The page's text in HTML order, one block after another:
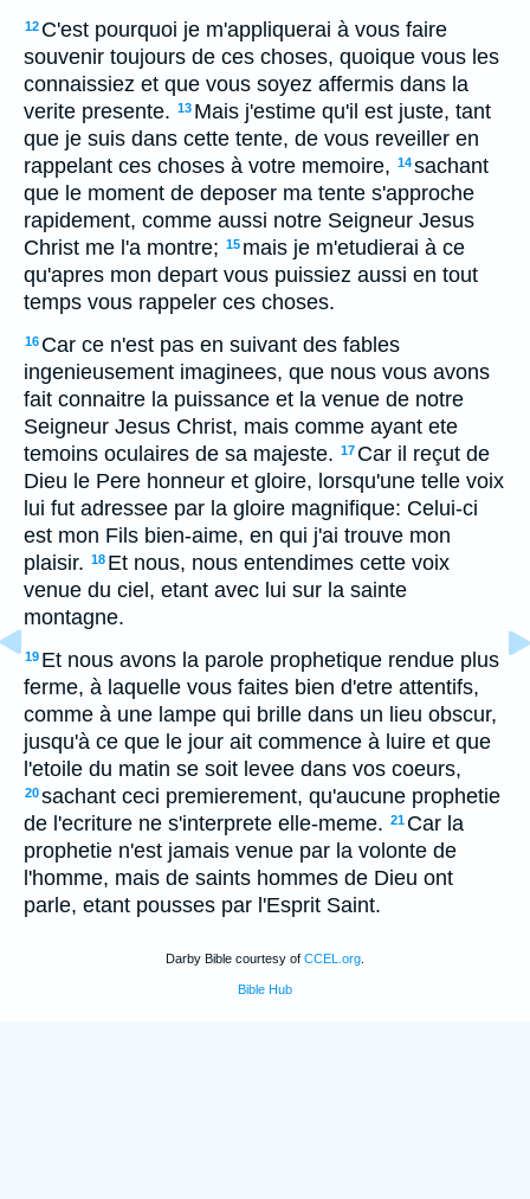
12 C'est pourquoi je m'appliquerai à vous faire
souvenir toujours de ces choses, quoique vous les
connaissiez et que vous soyez affermis dans la
verite presente. 13 Mais j'estime qu'il est juste, tant
que je suis dans cette tente, de vous reveiller en
rappelant ces choses à votre memoire, 14sachant
que le moment de deposer ma tente s'approche
rapidement, comme aussi notre Seigneur Jesus
Christ me l'a montre; 15 mais je m'etudierai à ce
qu'apres mon depart vous puissiez aussi en tout
temps vous rappeler ces choses.
16 Car ce n'est pas en suivant des fables
ingenieusement imaginees, que nous vous avons
fait connaitre la puissance et la venue de notre
Seigneur Jesus Christ, mais comme ayant ete
temoins oculaires de sa majeste. 17 Car il reçut de
Dieu le Pere honneur et gloire, lorsqu'une telle voix
lui fut adressee par la gloire magnifique: Celui-ci
est mon Fils bien-aime, en qui j'ai trouve mon
plaisir. 18 Et nous, nous entendimes cette voix
venue du ciel, etant avec lui sur la sainte
montagne.
19 Et nous avons la parole prophetique rendue plus
ferme, à laquelle vous faites bien d'etre attentifs,
comme à une lampe qui brille dans un lieu obscur,
jusqu'à ce que le jour ait commence à luire et que
l'etoile du matin se soit levee dans vos coeurs,
20sachant ceci premierement, qu'aucune prophetie
de l'ecriture ne s'interprete elle-meme. 21 Car la
prophetie n'est jamais venue par la volonte de
l'homme, mais de saints hommes de Dieu ont
parle, etant pousses par l'Esprit Saint.
Darby Bible courtesy of CCEL.org
Bible Hub